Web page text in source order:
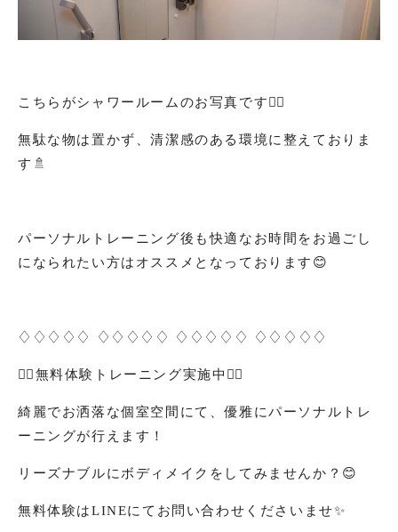
こちらがシャワールームのお写真です💁‍♂️
無駄な物は置かず、清潔感のある環境に整えておりま
す🚿
パーソナルトレーニング後も快適なお時間をお過ごし
になられたい方はオススメとなっております😊
♢♢♢♢♢ ♢♢♢♢♢ ♢♢♢♢♢ ♢♢♢♢♢
🏋️‍♀️ 無料体験トレーニング実施中 🏋️‍♂️
綺麗でお洒落な個室空間にて、優雅にパーソナルトレ
ーニングが行えます！
リーズナブルにボディメイクをしてみませんか？ 😊
無料体験はLINEにてお問い合わせくださいませ✨